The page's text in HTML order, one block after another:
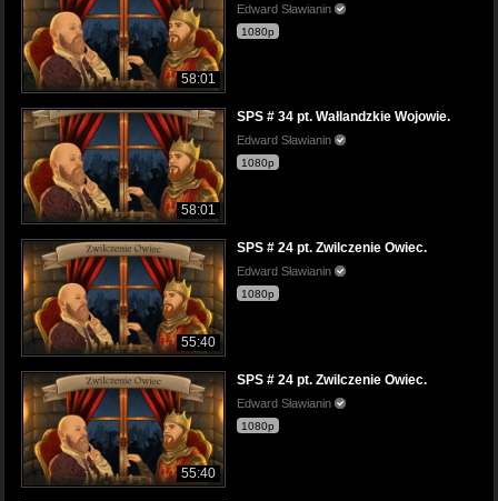
58:01
Edward Sławianin
1080p
58:01
SPS # 34 pt. Wałlandzkie Wojowie.
Edward Sławianin
1080p
55:40
SPS # 24 pt. Zwilczenie Owiec.
Edward Sławianin
1080p
55:40
SPS # 24 pt. Zwilczenie Owiec.
Edward Sławianin
1080p